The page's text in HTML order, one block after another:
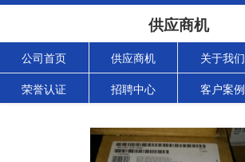
供应商机
公司首页 供应商机 关于我们
荣誉认证 招聘中心 客户案例